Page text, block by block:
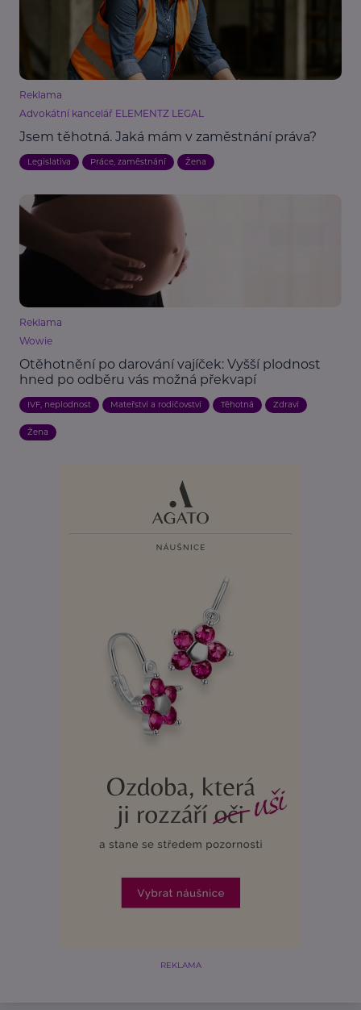
Reklama
Advokátní kancelář ELEMENTZ LEGAL
Jsem těhotná. Jaká mám v zaměstnání práva?
Legislativa Práce, zaměstnání Žena
Reklama
Wowie
Otěhotnění po darování vajíček: Vyšší plodnost
hned po odběru vás možná překvapí
IVF, neplodnost Mateřství a rodičovství Těhotná Zdraví
Žena
REKLAMA